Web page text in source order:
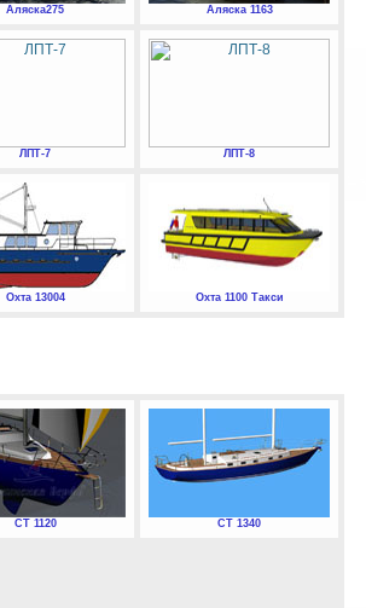
Аляска275 Аляска 1163
ЛПТ-7 ЛПТ-8
Охта 13004 Охта 1100 Такси
СТ 1120 СТ 1340